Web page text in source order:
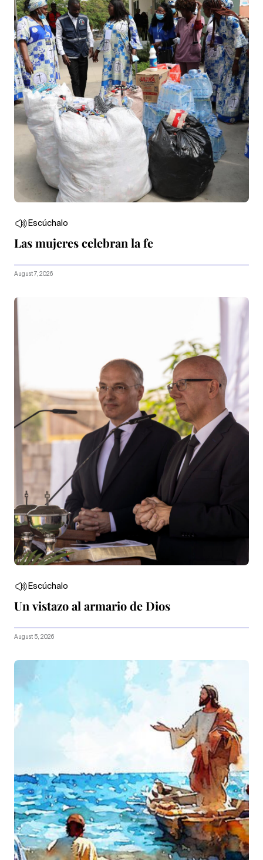
Escúchalo
Las mujeres celebran la fe
August 7, 2026
Escúchalo
Un vistazo al armario de Dios
August 5, 2026